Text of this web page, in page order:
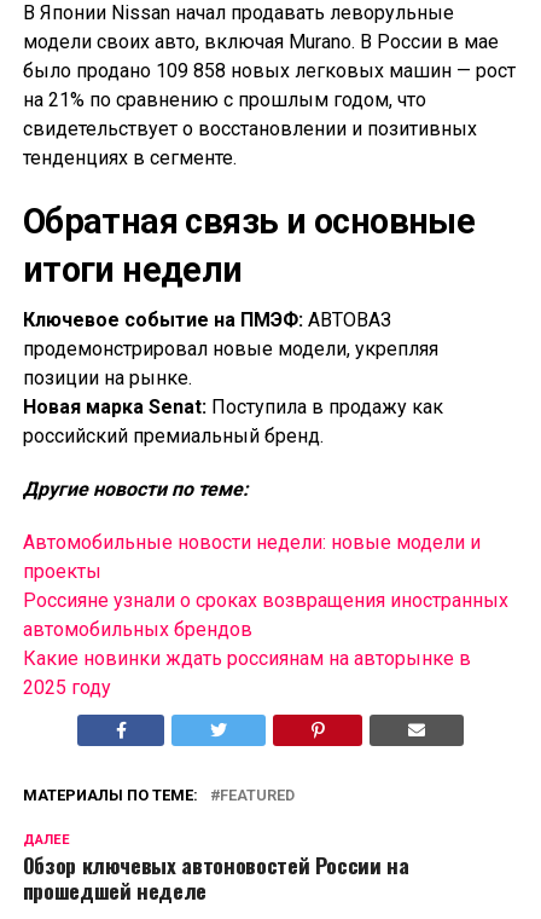
В Японии Nissan начал продавать леворульные
модели своих авто, включая Murano. В России в мае
было продано 109 858 новых легковых машин — рост
на 21% по сравнению с прошлым годом, что
свидетельствует о восстановлении и позитивных
тенденциях в сегменте.
Обратная связь и основные
итоги недели
Ключевое событие на ПМЭФ:АВТОВАЗ
продемонстрировал новые модели, укрепляя
позиции на рынке.
Новая марка Senat:Поступила в продажу как
российский премиальный бренд.
Другие новости по теме:
Автомобильные новости недели: новые модели и
проекты
Россияне узнали о сроках возвращения иностранных
автомобильных брендов
Какие новинки ждать россиянам на авторынке в
2025 году
МАТЕРИАЛЫ ПО ТЕМЕ: FEATURED
ДАЛЕЕ
Обзор ключевых автоновостей России на
прошедшей неделе